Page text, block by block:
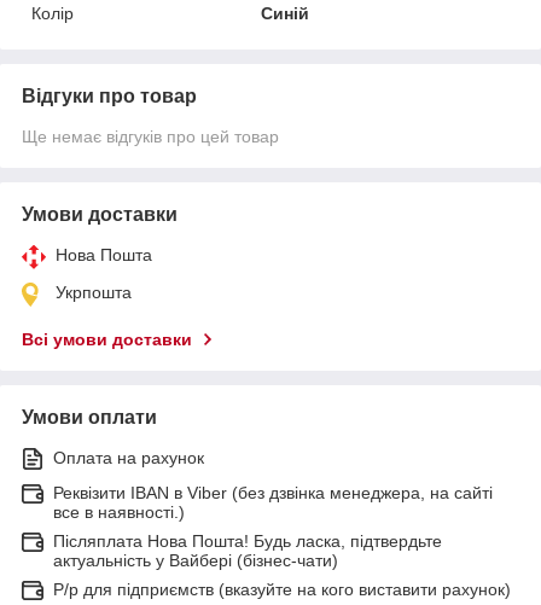
Колір
Синій
Відгуки про товар
Ще немає відгуків про цей товар
Умови доставки
Нова Пошта
Укрпошта
Всі умови доставки
Умови оплати
Оплата на рахунок
Реквізити IBAN в Viber (без дзвінка менеджера, на сайті
все в наявності.)
Післяплата Нова Пошта! Будь ласка, підтвердьте
актуальність у Вайбері (бізнес-чати)
Р/р для підприємств (вказуйте на кого виставити рахунок)